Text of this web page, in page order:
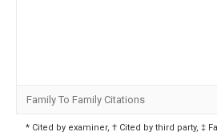
Family To Family Citations
* Cited by examiner, † Cited by third party, ‡